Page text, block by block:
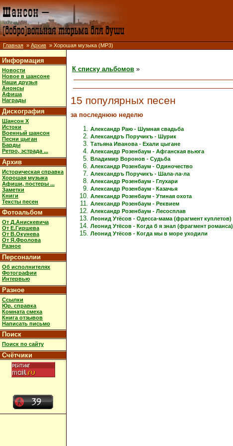
Главная » Архив » Хорошая музыка (MP3)
Информация
Новости
Новое в шансоне
Наши друзья
Анонсы
Афиша
Награды
Дискография
Шансон X
Истоки
Военный шансон
Песни цыган
Барды
Ретро, эстрада ...
Архив
Историческая справка
Хорошая музыка
Афиши, постеры ...
Заметки
Книги
Тексты песен
Фотоальбом
От Д.Анискевича
От Е.Гиршева
От В.Окунева
От Я.Фролова
Разное
Персоналии
Об исполнителях
Фотографии
Интервью
Разное
Ссылки
Юр. справка
Комната смеха
Книга отзывов
Написать письмо
Поиск
Поиск по сайту
Счётчики
К списку альбомов »
15 популярных песен
за последнюю неделю
Александр Раю - Шумная свадьба
Александръ Поручикъ - Шурик
Татьяна Иванова - Ехали цыгане
Александр Розенбаум - Афганская вьюга
Владимир Воронов - Судьба
Александр Розенбаум - Одиночество
Александръ Поручикъ - Шала-ла-ла
Александр Розенбаум - Глухари
Александр Розенбаум - Казачья
Александр Розенбаум - Утиная охота
Александр Розенбаум - Реквием
Александр Розенбаум - Лесосплав
Леонид Утёсов - Одесса-мама (фрагмент куплетов)
Леонид Утёсов - Когда б я знал (фрагмент романса)
Леонид Утёсов - Когда мы в море уходили